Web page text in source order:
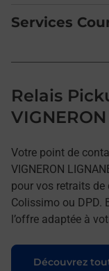
Services
Relais
Votre point de
VIGNERON
pour vos retraits
Colissimo ou DPD.
l’offre adaptée à
Découvrez